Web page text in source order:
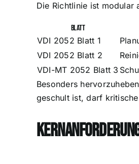
Die Richtlinie ist modular
Blatt
VDI 2052 Blatt 1
VDI 2052 Blatt 2
VDI-MT 2052 Blatt 3
Besonders
geschult ist, darf